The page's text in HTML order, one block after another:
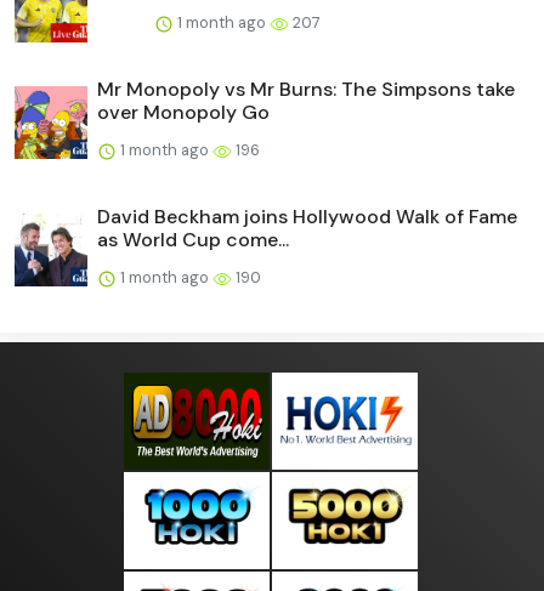
1 month ago 207
Mr Monopoly vs Mr Burns: The Simpsons take
over Monopoly Go
1 month ago 196
David Beckham joins Hollywood Walk of Fame
as World Cup come...
1 month ago 190